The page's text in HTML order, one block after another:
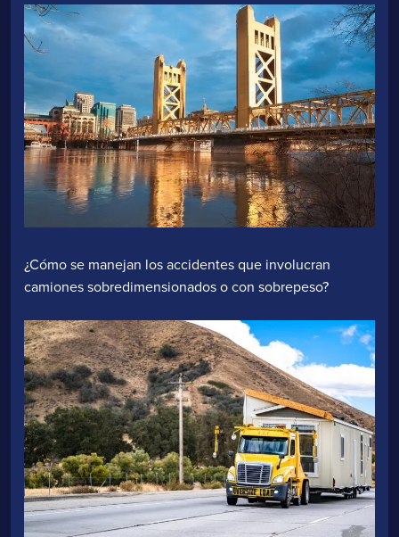
¿Cómo se manejan los accidentes que involucran
camiones sobredimensionados o con sobrepeso?